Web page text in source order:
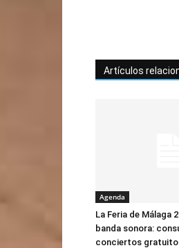
Artículos
Agenda
La Feria de Málaga
banda sonora:
conciertos